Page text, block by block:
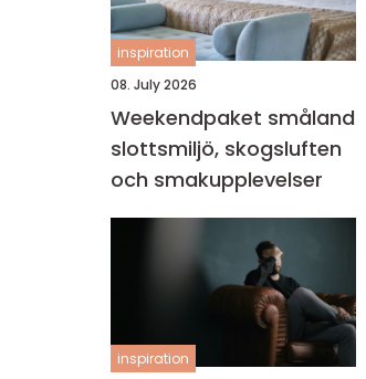
inspiration
08. July 2026
Weekendpaket småland
slottsmiljö, skogsluften
och smakupplevelser
inspiration